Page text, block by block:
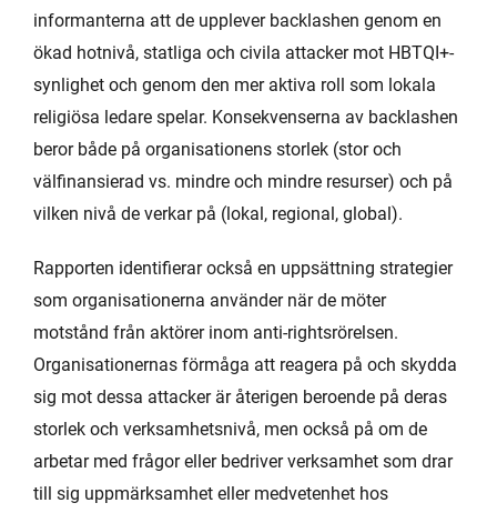
informanterna att de upplever backlashen genom en
ökad hotnivå, statliga och civila attacker mot HBTQI+-
synlighet och genom den mer aktiva roll som lokala
religiösa ledare spelar. Konsekvenserna av backlashen
beror både på organisationens storlek (stor och
välfinansierad vs. mindre och mindre resurser) och på
vilken nivå de verkar på (lokal, regional, global).
Rapporten identifierar också en uppsättning strategier
som organisationerna använder när de möter
motstånd från aktörer inom anti-rightsrörelsen.
Organisationernas förmåga att reagera på och skydda
sig mot dessa attacker är återigen beroende på deras
storlek och verksamhetsnivå, men också på om de
arbetar med frågor eller bedriver verksamhet som drar
till sig uppmärksamhet eller medvetenhet hos